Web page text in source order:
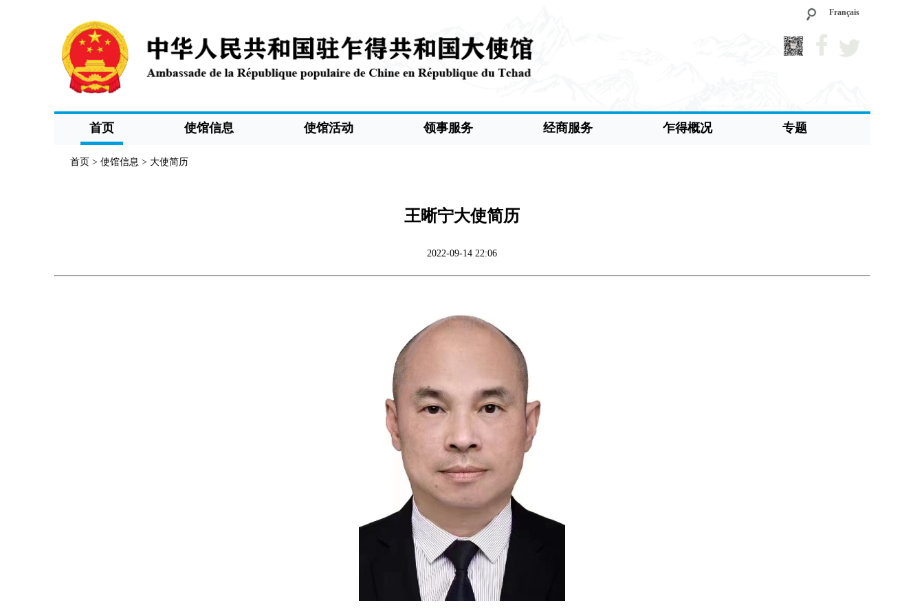
Français
首页 使馆信息 使馆活动 领事服务 经商服务 乍得概况 专题
首页 > 使馆信息 > 大使简历
王晰宁大使简历
2022-09-14 22:06